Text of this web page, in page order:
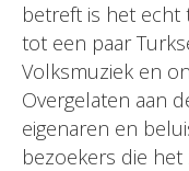
betreft is het
tot een paar
Volksmuziek en
Overgelaten aan
eigenaren en
bezoekers die